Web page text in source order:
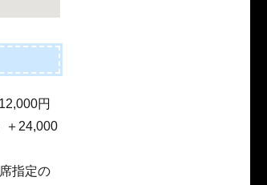
円
＋24,000
指定の